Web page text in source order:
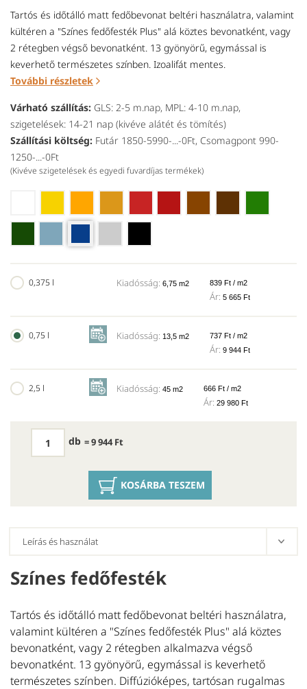
Tartós és időtálló matt fedőbevonat beltéri használatra, valamint
kültéren a "Színes fedőfesték Plus" alá köztes bevonatként, vagy
2 rétegben végső bevonatként. 13 gyönyörű, egymással is
keverhető természetes színben. Izoalifát mentes.
További részletek
Várható szállítás: GLS: 2-5 m.nap, MPL: 4-10 m.nap,
szigetelések: 14-21 nap (kivéve alátét és tömítés)
Szállítási költség: Futár 1850-5990-...-0Ft, Csomagpont 990-
1250-...-0Ft
(Kivéve szigetelések és egyedi fuvardíjas termékek)
0,375 l Kiadósság: 6,75 m2 839 Ft / m2
Ár: 5 665 Ft
0,75 l Kiadósság: 13,5 m2 737 Ft / m2
Ár: 9 944 Ft
2,5 l Kiadósság: 45 m2 666 Ft / m2
Ár: 29 980 Ft
db = 9 944 Ft
KOSÁRBA TESZEM
Színes fedőfesték
Tartós és időtálló matt fedőbevonat beltéri használatra,
valamint kültéren a "Színes fedőfesték Plus" alá köztes
bevonatként, vagy 2 rétegben alkalmazva végső
bevonatként. 13 gyönyörű, egymással is keverhető
természetes színben. Diffúzióképes, tartósan rugalmas